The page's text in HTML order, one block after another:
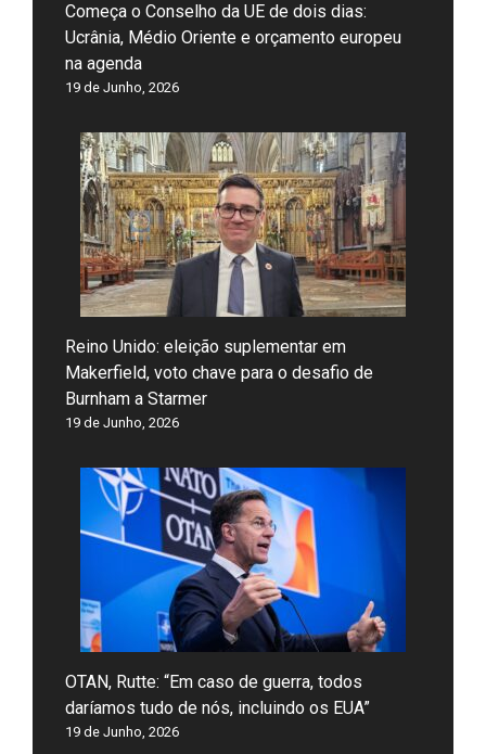
Começa o Conselho da UE de dois dias:
Ucrânia, Médio Oriente e orçamento europeu
na agenda
19 de Junho, 2026
Reino Unido: eleição suplementar em
Makerfield, voto chave para o desafio de
Burnham a Starmer
19 de Junho, 2026
OTAN, Rutte: “Em caso de guerra, todos
daríamos tudo de nós, incluindo os EUA”
19 de Junho, 2026